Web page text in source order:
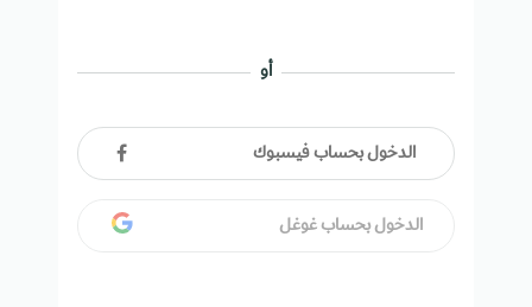
أو
الدخول بحساب فيسبوك
الدخول بحساب غوغل